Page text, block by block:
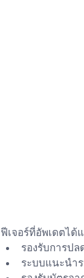
ฟีเจอร์ที่อัพเดตได้
รองรับการปล
ระบบแนะนำร